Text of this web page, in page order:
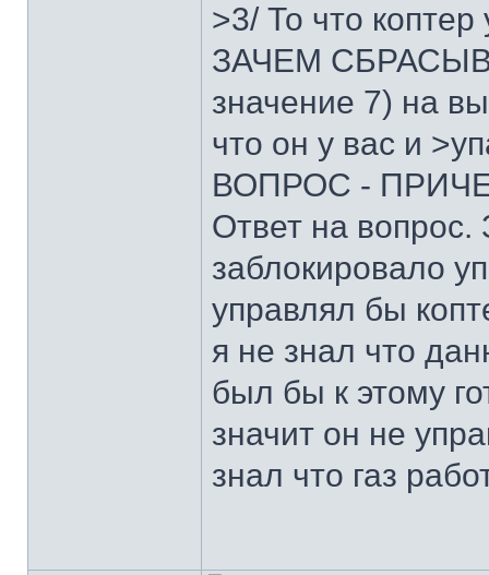
>3/ То что
ЗАЧЕМ
значение 7) на
что он у вас и
ВОПРОС -
Ответ на
заблокировало
управлял бы
я не знал что
был бы к этому
значит он не
знал что газ